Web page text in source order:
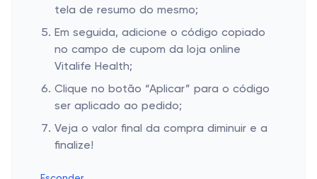
tela de resumo do mesmo;
Em seguida, adicione o código copiado
no campo de cupom da loja online
Vitalife Health;
Clique no botão “Aplicar” para o código
ser aplicado ao pedido;
Veja o valor final da compra diminuir e a
finalize!